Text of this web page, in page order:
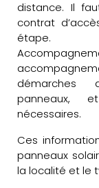
distance. Il
contrat
étape.
démarches
panneaux,
nécessaires.
Ces
panneaux
la localité et le